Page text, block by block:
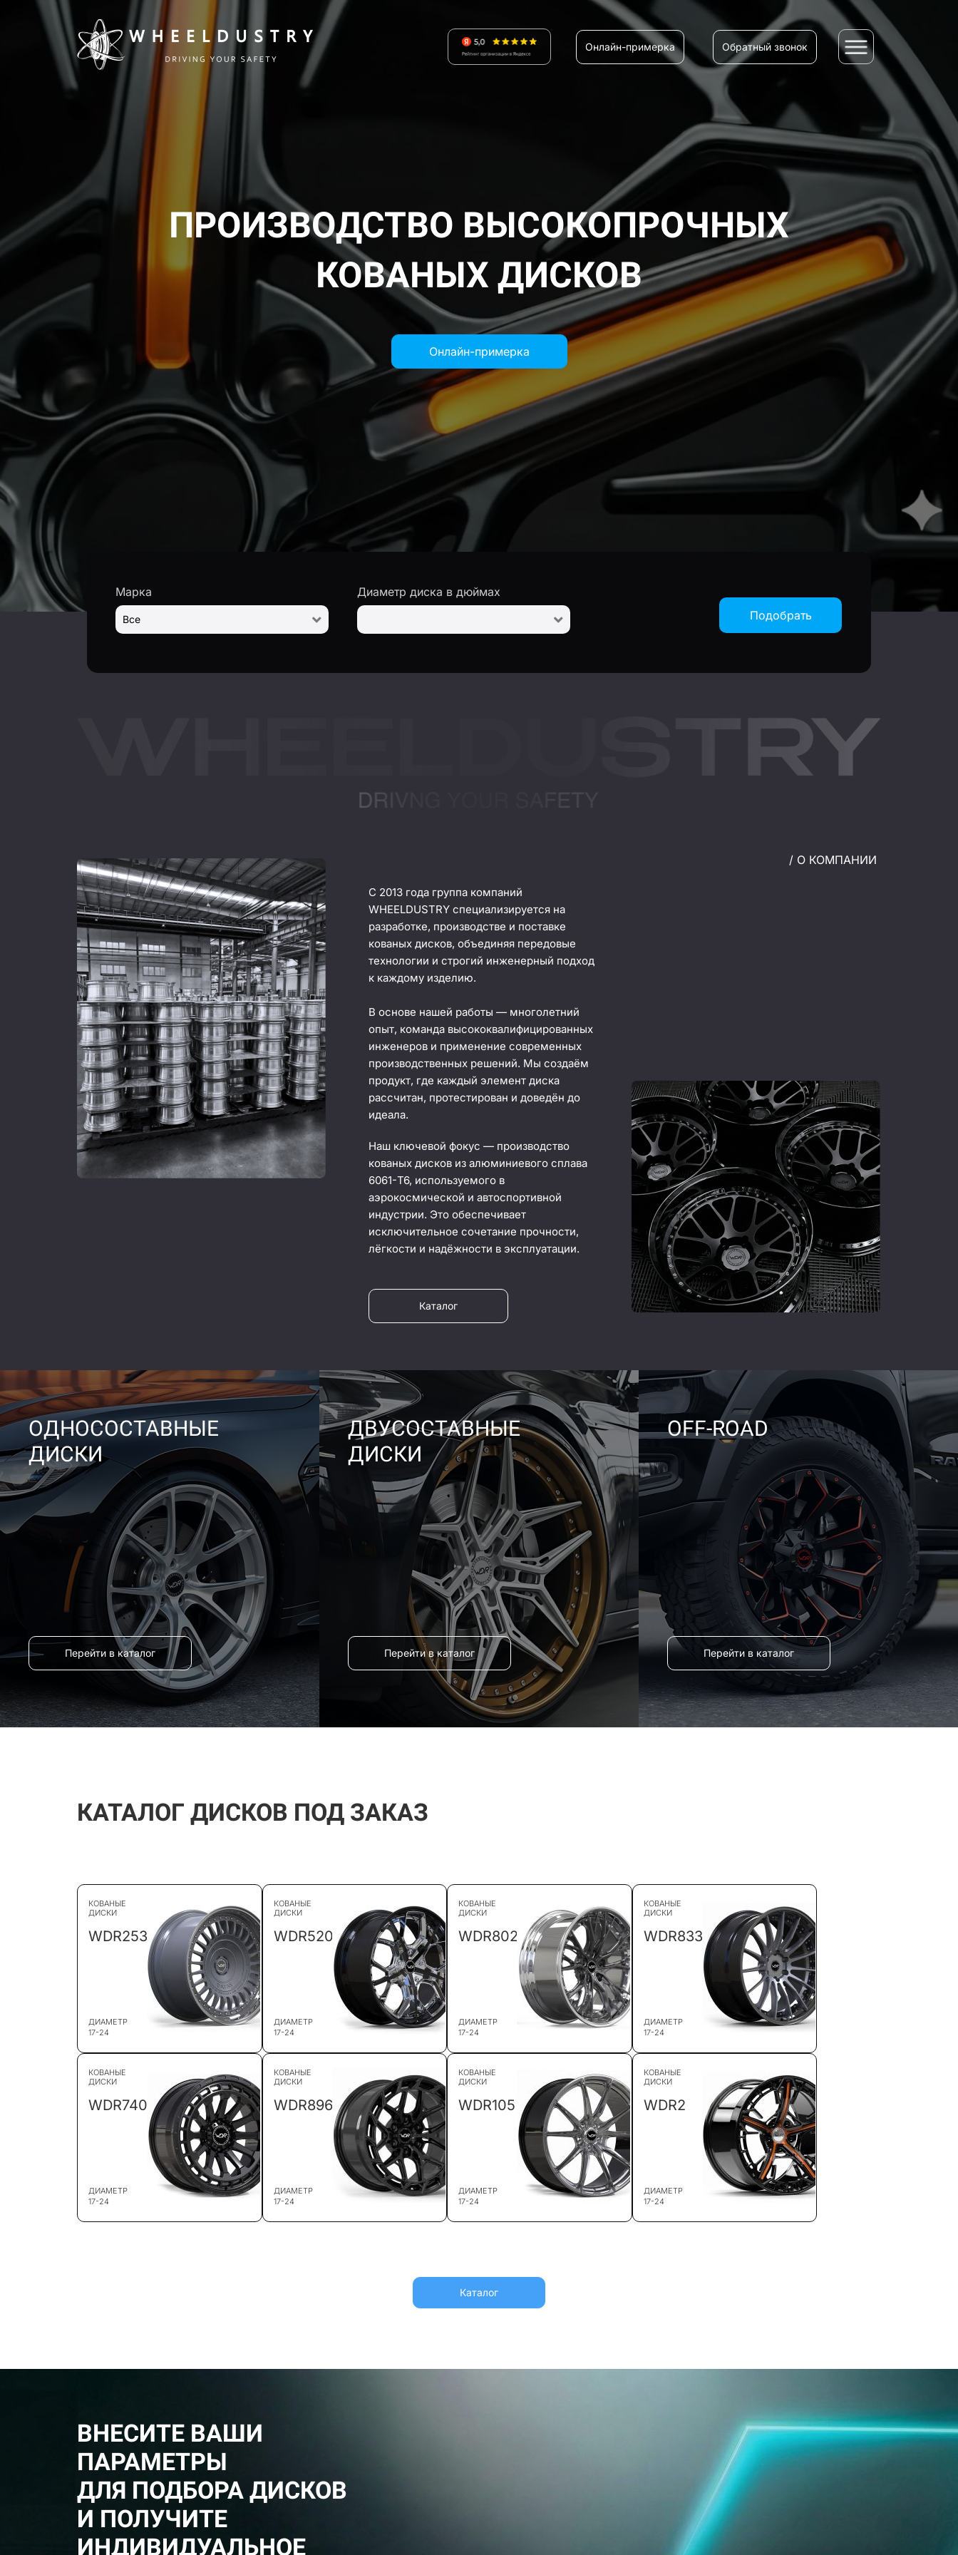
Онлайн-примерка Обратный звонок
ПРОИЗВОДСТВО ВЫСОКОПРОЧНЫХ
КОВАНЫХ ДИСКОВ
Онлайн-примерка
Марка
Все
Диаметр диска в дюймах
Подобрать
С 2013 года группа компаний
WHEELDUSTRY специализируется на
разработке, производстве и поставке
кованых дисков, объединяя передовые
технологии и строгий инженерный подход
к каждому изделию.
В основе нашей работы — многолетний
опыт, команда высококвалифицированных
инженеров и применение современных
производственных решений. Мы создаём
продукт, где каждый элемент диска
рассчитан, протестирован и доведён до
идеала.
Наш ключевой фокус — производство
кованых дисков из алюминиевого сплава
6061-T6, используемого в
аэрокосмической и автоспортивной
индустрии. Это обеспечивает
исключительное сочетание прочности,
лёгкости и надёжности в эксплуатации.
Каталог
/ О КОМПАНИИ
ОДНОСОСТАВНЫЕ
ДИСКИ
Перейти в каталог
ДВУСОСТАВНЫЕ
ДИСКИ
Перейти в каталог
OFF-ROAD
Перейти в каталог
КАТАЛОГ ДИСКОВ ПОД ЗАКАЗ
КОВАНЫЕ
ДИСКИ
WDR253
ДИАМЕТР
17-24
КОВАНЫЕ
ДИСКИ
WDR520
ДИАМЕТР
17-24
КОВАНЫЕ
ДИСКИ
WDR802
ДИАМЕТР
17-24
КОВАНЫЕ
ДИСКИ
WDR833
ДИАМЕТР
17-24
КОВАНЫЕ
ДИСКИ
WDR740
ДИАМЕТР
17-24
КОВАНЫЕ
ДИСКИ
WDR896
ДИАМЕТР
17-24
КОВАНЫЕ
ДИСКИ
WDR105
ДИАМЕТР
17-24
КОВАНЫЕ
ДИСКИ
WDR2
ДИАМЕТР
17-24
Каталог
ВНЕСИТЕ ВАШИ
ПАРАМЕТРЫ
ДЛЯ ПОДБОРА ДИСКОВ
И ПОЛУЧИТЕ
ИНДИВИДУАЛЬНОЕ